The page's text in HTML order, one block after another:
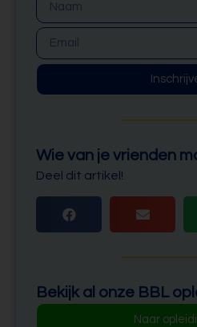
Wie van je vrienden
Deel dit artikel!
Bekijk al onze BBL
Naar